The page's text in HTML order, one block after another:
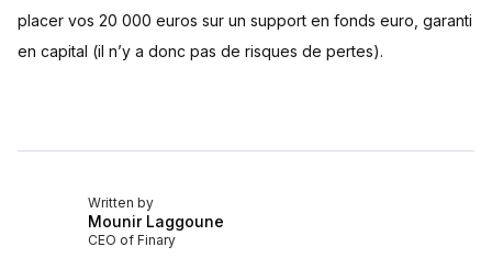
placer vos 20 000 euros sur un support en fonds euro, garanti
en capital (il n’y a donc pas de risques de pertes).
Written by
Mounir Laggoune
CEO of Finary